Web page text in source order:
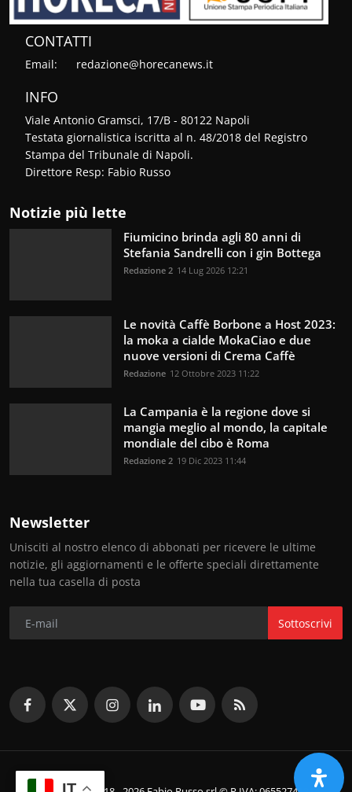
CONTATTI
Email: redazione@horecanews.it
INFO
Viale Antonio Gramsci, 17/B - 80122 Napoli
Testata giornalistica iscritta al n. 48/2018 del Registro
Stampa del Tribunale di Napoli.
Direttore Resp: Fabio Russo
Notizie più lette
Fiumicino brinda agli 80 anni di
Stefania Sandrelli con i gin Bottega
Redazione 2 14 Lug 2026 12:21
Le novità Caffè Borbone a Host 2023:
la moka a cialde MokaCiao e due
nuove versioni di Crema Caffè
Redazione 12 Ottobre 2023 11:22
La Campania è la regione dove si
mangia meglio al mondo, la capitale
mondiale del cibo è Roma
Redazione 2 19 Dic 2023 11:44
Newsletter
Unisciti al nostro elenco di abbonati per ricevere le ultime
notizie, gli aggiornamenti e le offerte speciali direttamente
nella tua casella di posta
Sottoscrivi